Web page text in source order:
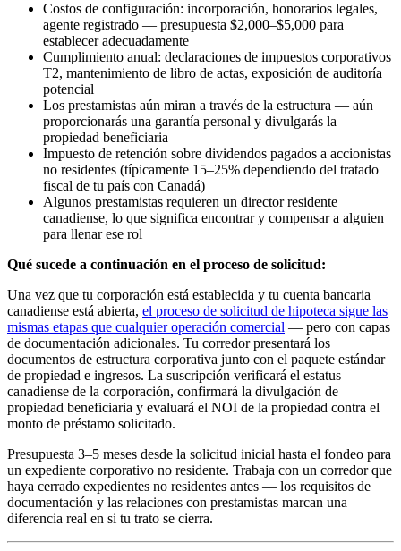
Costos de configuración: incorporación, honorarios legales,
agente registrado — presupuesta $2,000–$5,000 para
establecer adecuadamente
Cumplimiento anual: declaraciones de impuestos corporativos
T2, mantenimiento de libro de actas, exposición de auditoría
potencial
Los prestamistas aún miran a través de la estructura — aún
proporcionarás una garantía personal y divulgarás la
propiedad beneficiaria
Impuesto de retención sobre dividendos pagados a accionistas
no residentes (típicamente 15–25% dependiendo del tratado
fiscal de tu país con Canadá)
Algunos prestamistas requieren un director residente
canadiense, lo que significa encontrar y compensar a alguien
para llenar ese rol
Qué sucede a continuación en el proceso de solicitud:
Una vez que tu corporación está establecida y tu cuenta bancaria
canadiense está abierta, el proceso de solicitud de hipoteca sigue las
mismas etapas que cualquier operación comercial — pero con capas
de documentación adicionales. Tu corredor presentará los
documentos de estructura corporativa junto con el paquete estándar
de propiedad e ingresos. La suscripción verificará el estatus
canadiense de la corporación, confirmará la divulgación de
propiedad beneficiaria y evaluará el NOI de la propiedad contra el
monto de préstamo solicitado.
Presupuesta 3–5 meses desde la solicitud inicial hasta el fondeo para
un expediente corporativo no residente. Trabaja con un corredor que
haya cerrado expedientes no residentes antes — los requisitos de
documentación y las relaciones con prestamistas marcan una
diferencia real en si tu trato se cierra.